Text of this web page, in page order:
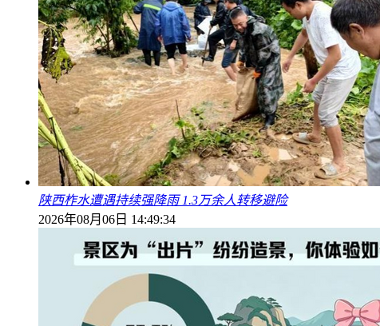
陕西柞水遭遇持续强降雨 1.3万余人转移避险
2026年08月06日 14:49:34